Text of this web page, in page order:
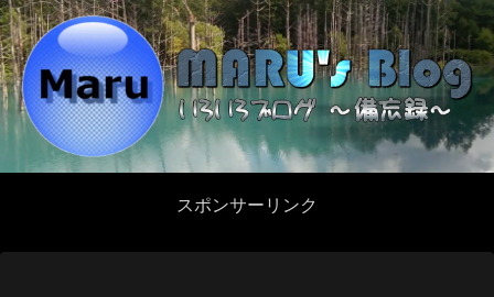
スポンサーリンク